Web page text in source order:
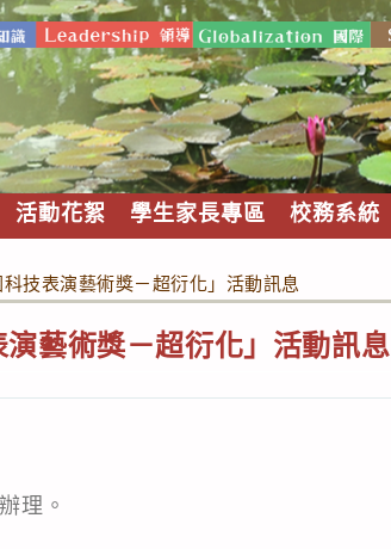
活動花絮 學生家長專區 校務系統
技表演藝術獎－超衍化」活動訊息
藝術獎－超衍化」活動訊息
理。